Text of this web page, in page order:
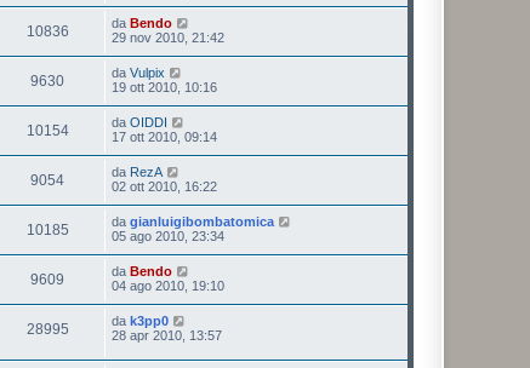
10836 da Bendo
29 nov 2010, 21:42
9630 da Vulpix
19 ott 2010, 10:16
10154 da OIDDI
17 ott 2010, 09:14
9054 da RezA
02 ott 2010, 16:22
10185 da gianluigibombatomica
05 ago 2010, 23:34
9609 da Bendo
04 ago 2010, 19:10
28995 da k3pp0
28 apr 2010, 13:57